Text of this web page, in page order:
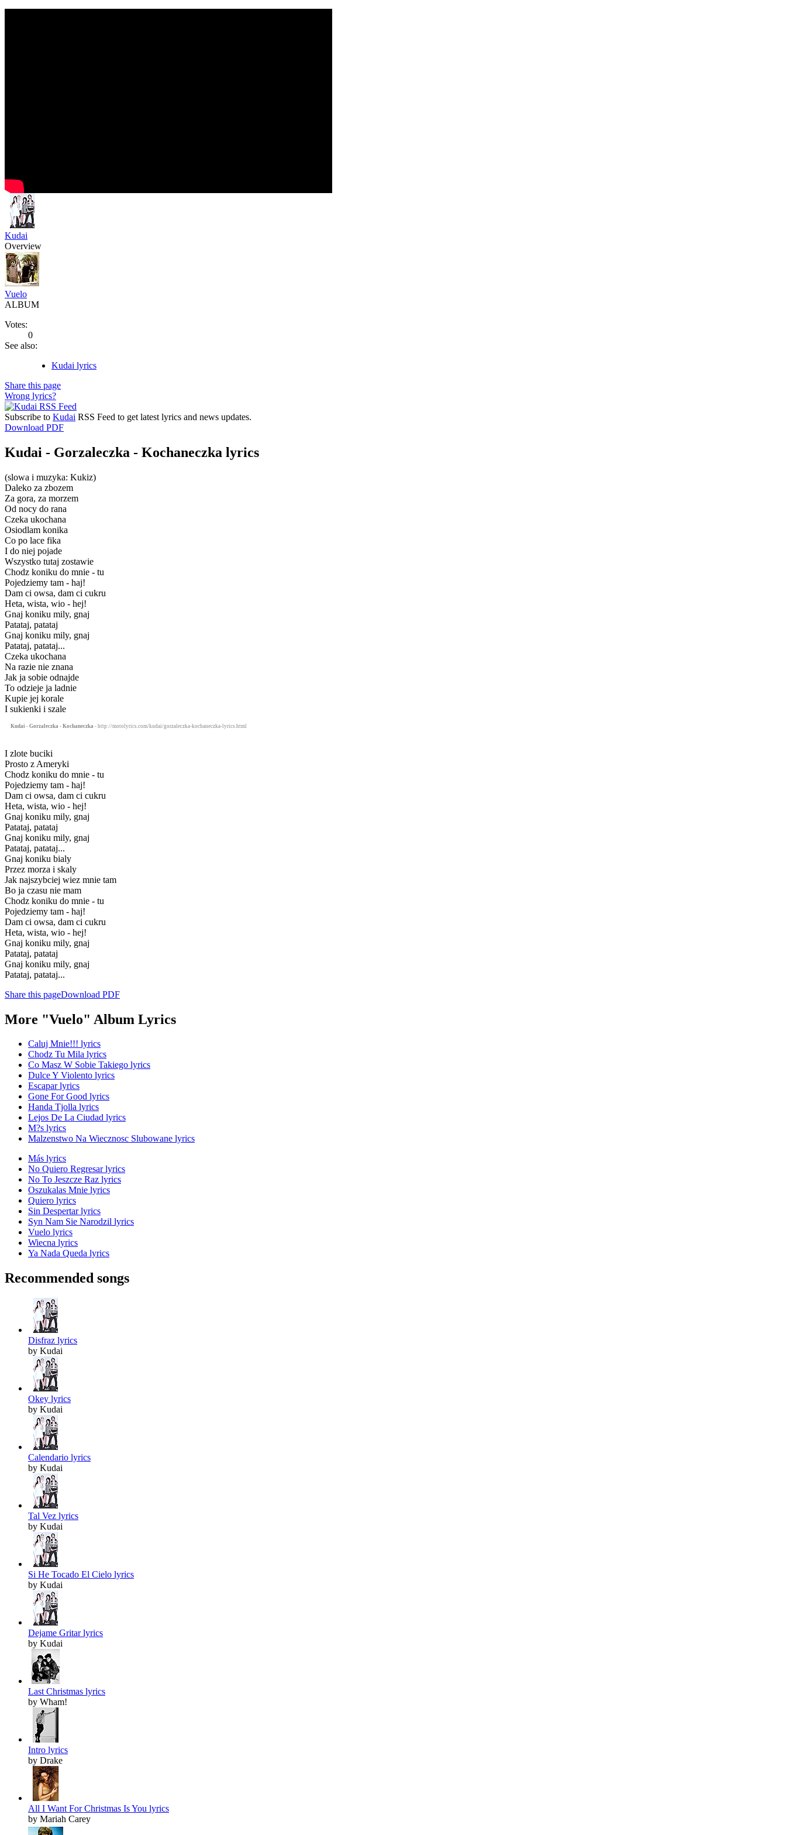
Kudai
Overview
Vuelo
ALBUM
Votes:
0
See also:
Kudai lyrics
Share this page
Wrong lyrics?
Subscribe to Kudai RSS Feed to get latest lyrics and news updates.
Download PDF
Kudai - Gorzaleczka - Kochaneczka lyrics
(slowa i muzyka: Kukiz)
Daleko za zbozem
Za gora, za morzem
Od nocy do rana
Czeka ukochana
Osiodlam konika
Co po lace fika
I do niej pojade
Wszystko tutaj zostawie
Chodz koniku do mnie - tu
Pojedziemy tam - haj!
Dam ci owsa, dam ci cukru
Heta, wista, wio - hej!
Gnaj koniku mily, gnaj
Patataj, patataj
Gnaj koniku mily, gnaj
Patataj, patataj...
Czeka ukochana
Na razie nie znana
Jak ja sobie odnajde
To odzieje ja ladnie
Kupie jej korale
I sukienki i szale
Kudai - Gorzaleczka - Kochaneczka - http://motolyrics.com/kudai/gorzaleczka-kochaneczka-lyrics.html
I zlote buciki
Prosto z Ameryki
Chodz koniku do mnie - tu
Pojedziemy tam - haj!
Dam ci owsa, dam ci cukru
Heta, wista, wio - hej!
Gnaj koniku mily, gnaj
Patataj, patataj
Gnaj koniku mily, gnaj
Patataj, patataj...
Gnaj koniku bialy
Przez morza i skaly
Jak najszybciej wiez mnie tam
Bo ja czasu nie mam
Chodz koniku do mnie - tu
Pojedziemy tam - haj!
Dam ci owsa, dam ci cukru
Heta, wista, wio - hej!
Gnaj koniku mily, gnaj
Patataj, patataj
Gnaj koniku mily, gnaj
Patataj, patataj...
Share this pageDownload PDF
More "Vuelo" Album Lyrics
Caluj Mnie!!! lyrics
Chodz Tu Mila lyrics
Co Masz W Sobie Takiego lyrics
Dulce Y Violento lyrics
Escapar lyrics
Gone For Good lyrics
Handa Tjolla lyrics
Lejos De La Ciudad lyrics
M?s lyrics
Malzenstwo Na Wiecznosc Slubowane lyrics
Más lyrics
No Quiero Regresar lyrics
No To Jeszcze Raz lyrics
Oszukalas Mnie lyrics
Quiero lyrics
Sin Despertar lyrics
Syn Nam Sie Narodzil lyrics
Vuelo lyrics
Wiecna lyrics
Ya Nada Queda lyrics
Recommended songs
Disfraz lyrics
by Kudai
Okey lyrics
by Kudai
Calendario lyrics
by Kudai
Tal Vez lyrics
by Kudai
Si He Tocado El Cielo lyrics
by Kudai
Dejame Gritar lyrics
by Kudai
Last Christmas lyrics
by Wham!
Intro lyrics
by Drake
All I Want For Christmas Is You lyrics
by Mariah Carey